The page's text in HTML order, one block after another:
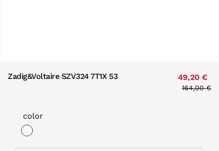
Zadig&Voltaire SZV324 7T1X 53 49,20 €
Price
164,00 €
color